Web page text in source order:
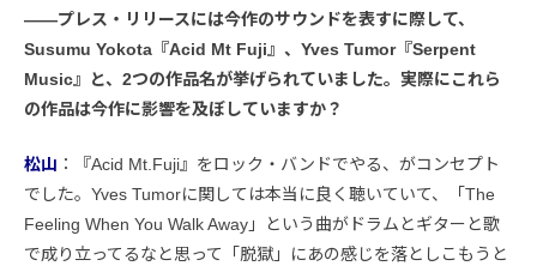
――プレス・リリースには今作のサウンドを表すに際して、
Susumu Yokota『Acid Mt Fuji』、Yves Tumor『Serpent
Music』と、2つの作品名が挙げられていました。実際にこれら
の作品は今作に影響を及ぼしていますか？
松山 ：『Acid Mt.Fuji』をロック・バンドでやる、がコンセプト
でした。Yves Tumorに関しては本当に良く聴いていて、「The
Feeling When You Walk Away」という曲がドラムとギターと歌
で成り立ってるなと思って「脱獄」にあの感じを落としこもうと